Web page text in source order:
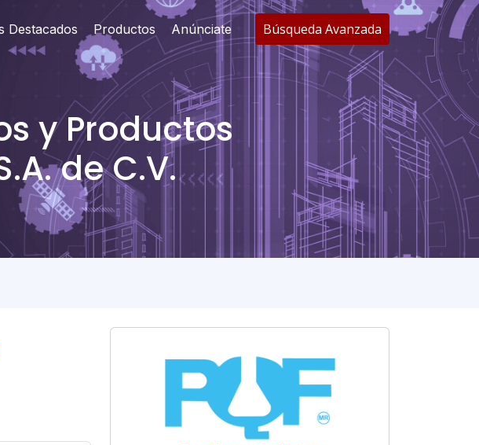
Destacados Productos Anúnciate Búsqueda Avanzada
y Productos
de C.V.